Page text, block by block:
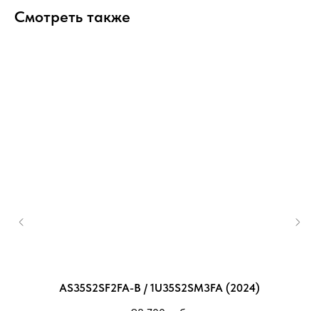
Смотреть также
AS35S2SF2FA-B / 1U35S2SM3FA (2024)